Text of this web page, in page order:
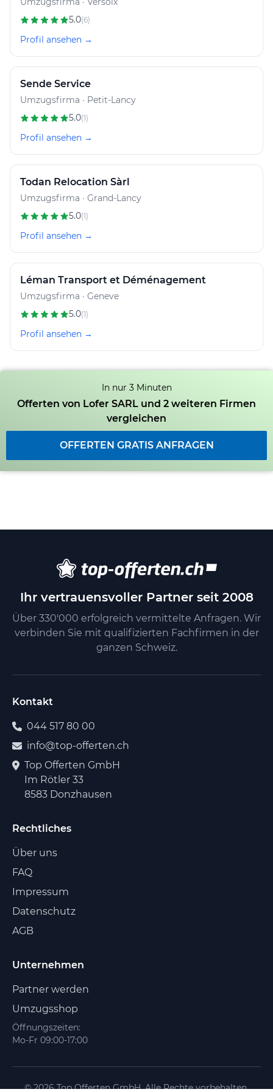
5.0(6)
Profil ansehen →
Sende Service
Umzugsfirma · Petit-Lancy
5.0(1)
Profil ansehen →
Todan Relocation Sàrl
Umzugsfirma · Grand-Lancy
5.0(1)
Profil ansehen →
Léman Transport et Déménagement
Umzugsfirma · Geneve
5.0(1)
Profil ansehen →
In nur 3 Minuten
Offerten von Lofer SARL und 2 weiteren Firmen
vergleichen
OFFERTEN GRATIS ANFRAGEN
Ihr vertrauensvoller Partner seit 2008
Über 330'000 erfolgreich vermittelte Anfragen. Wir
verbinden Sie mit qualifizierten Fachfirmen in der
ganzen Schweiz.
Kontakt
044 517 80 00
info@top-offerten.ch
Top Offerten GmbH
Im Rötler 33
8583 Donzhausen
Rechtliches
Über uns
FAQ
Impressum
Datenschutz
AGB
Unternehmen
Partner werden
Umzugsshop
Öffnungszeiten:
Mo-Fr 09:00-17:00
© 2026 Top Offerten GmbH. Alle Rechte vorbehalten.